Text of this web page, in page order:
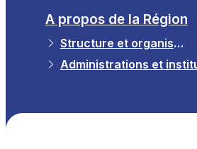
Tous les thèmes
A propos de la Région
Structure et organisation
Administrations et